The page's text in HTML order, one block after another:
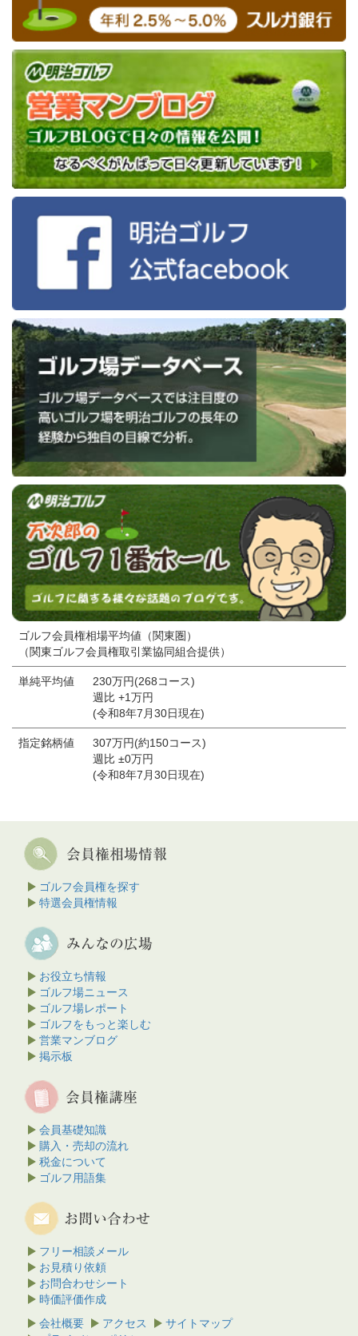
ゴルフ会員権相場平均値（関東圏）
（関東ゴルフ会員権取引業協同組合提供）
単純平均値
230万円(268コース)
週比 +1万円
(令和8年7月30日現在)
指定銘柄値
307万円(約150コース)
週比 ±0万円
(令和8年7月30日現在)
ゴルフ会員権を探す
特選会員権情報
お役立ち情報
ゴルフ場ニュース
ゴルフ場レポート
ゴルフをもっと楽しむ
営業マンブログ
掲示板
会員基礎知識
購入・売却の流れ
税金について
ゴルフ用語集
フリー相談メール
お見積り依頼
お問合わせシート
時価評価作成
会社概要
アクセス
サイトマップ